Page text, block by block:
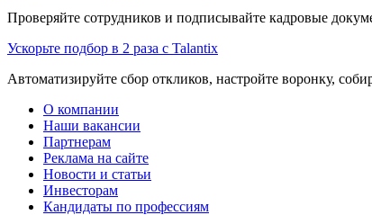
Проверяйте сотрудников и подписывайте кадровые
Ускорьте подбор в 2 раза с Talantix
Автоматизируйте сбор откликов, настройте воронку,
О компании
Наши вакансии
Партнерам
Реклама на сайте
Новости и статьи
Инвесторам
Кандидаты по профессиям